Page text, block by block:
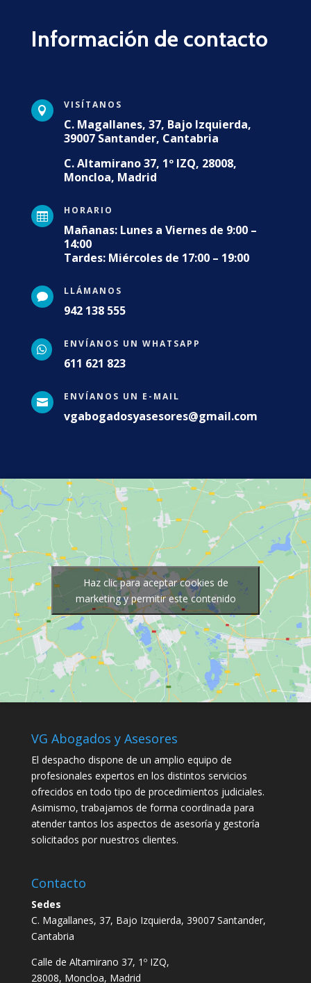
Información de contacto
 VISÍTANOS
C. Magallanes, 37, Bajo Izquierda,
39007 Santander, Cantabria
C. Altamirano 37, 1º IZQ, 28008,
Moncloa, Madrid
 HORARIO
Mañanas: Lunes a Viernes de 9:00 –
14:00
Tardes: Miércoles de 17:00 – 19:00
 LLÁMANOS
942 138 555
 ENVÍANOS UN WHATSAPP
611 621 823
 ENVÍANOS UN E-MAIL
vgabogadosyasesores@gmail.com
Haz clic para aceptar cookies de
marketing y permitir este contenido
VG Abogados y Asesores
El despacho dispone de un amplio equipo de
profesionales expertos en los distintos servicios
ofrecidos en todo tipo de procedimientos judiciales.
Asimismo, trabajamos de forma coordinada para
atender tantos los aspectos de asesoría y gestoría
solicitados por nuestros clientes.
Contacto
Sedes
C. Magallanes, 37, Bajo Izquierda, 39007 Santander,
Cantabria
Calle de Altamirano 37, 1º IZQ,
28008, Moncloa, Madrid